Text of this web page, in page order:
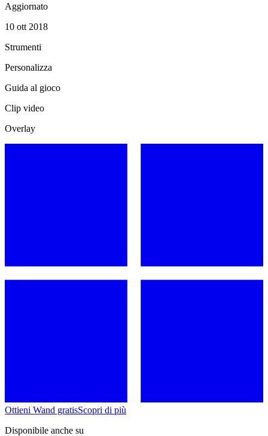
Aggiornato
10 ott 2018
Strumenti
Personalizza
Guida al gioco
Clip video
Overlay
Ottieni Wand gratisScopri di più
Disponibile anche su